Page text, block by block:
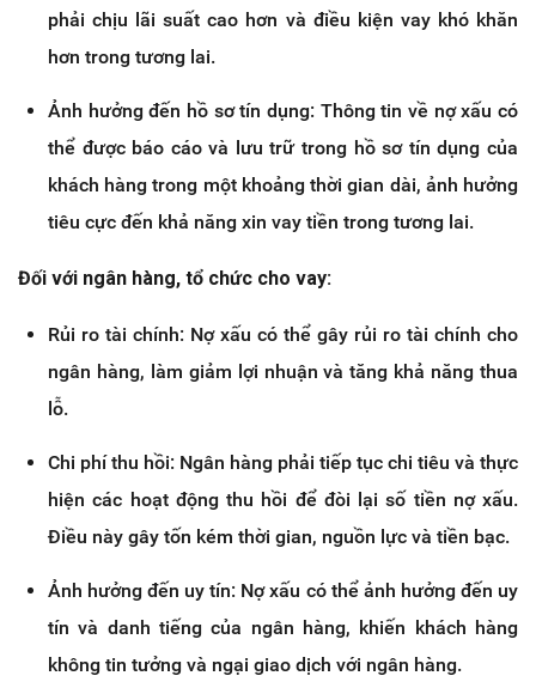
phải chịu lãi suất cao hơn và điều kiện vay khó khăn
hơn trong tương lai.
Ảnh hưởng đến hồ sơ tín dụng: Thông tin về nợ xấu có
thể được báo cáo và lưu trữ trong hồ sơ tín dụng của
khách hàng trong một khoảng thời gian dài, ảnh hưởng
tiêu cực đến khả năng xin vay tiền trong tương lai.
Đối với ngân hàng, tổ chức cho vay:
Rủi ro tài chính: Nợ xấu có thể gây rủi ro tài chính cho
ngân hàng, làm giảm lợi nhuận và tăng khả năng thua
lỗ.
Chi phí thu hồi: Ngân hàng phải tiếp tục chi tiêu và thực
hiện các hoạt động thu hồi để đòi lại số tiền nợ xấu.
Điều này gây tốn kém thời gian, nguồn lực và tiền bạc.
Ảnh hưởng đến uy tín: Nợ xấu có thể ảnh hưởng đến uy
tín và danh tiếng của ngân hàng, khiến khách hàng
không tin tưởng và ngại giao dịch với ngân hàng.